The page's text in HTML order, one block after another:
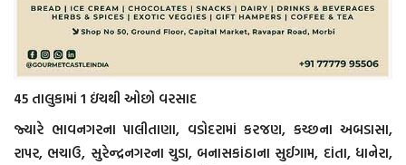
45 તાલુકામાં 1 ઇંચથી ઓછો વરસાદ
જ્યારે ભાવનગરના પાલીતાણા, વડોદરામાં કરજણ, કચ્છના અબડાસા,
રાપર, ભચાઉ, સુરેન્દ્રનગરના ચુડા, બનાસકાંઠાના સુઈગામ, દાંતા, ધાનેરા,